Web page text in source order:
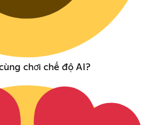
chơi chế độ AI?